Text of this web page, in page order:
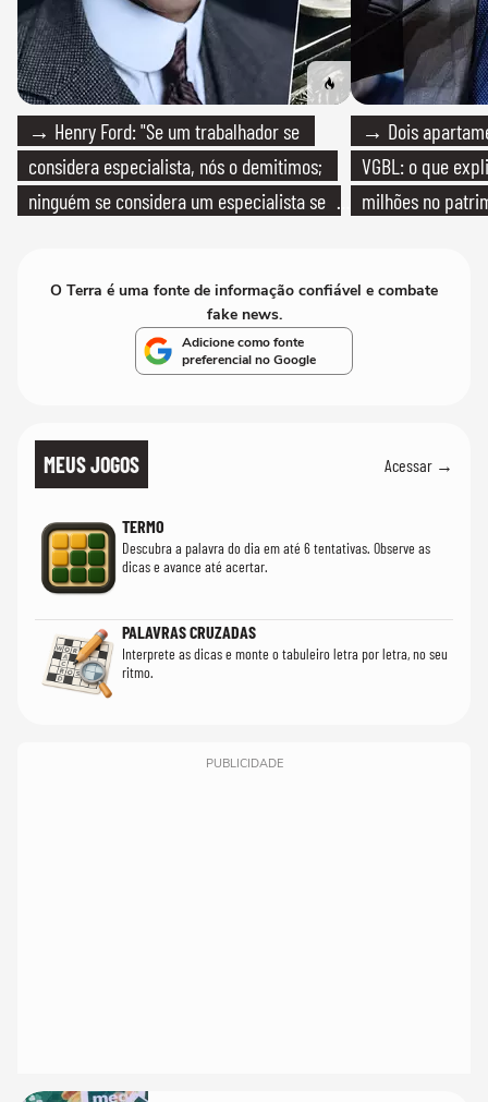
→ Henry Ford: "Se um trabalhador se
considera especialista, nós o demitimos;
ninguém se considera um especialista se
→ Dois
VGBL: o que
milhões no
O Terra é uma fonte de informação confiável e combate
fake news.
Adicione como fonte
preferencial no Google
MEUS JOGOS Acessar →
TERMO
Descubra a palavra do dia em até 6 tentativas. Observe as
dicas e avance até acertar.
PALAVRAS CRUZADAS
Interprete as dicas e monte o tabuleiro letra por letra, no seu
ritmo.
PUBLICIDADE